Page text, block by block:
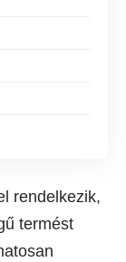
rendelkezik,
termést